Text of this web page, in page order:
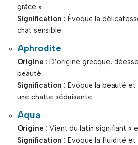
grâce ».
Signification : Évoque la
chat sensible.
Aphrodite
Origine : D’origine grecque,
beauté.
Signification : Évoque la beauté et
une chatte séduisante.
Aqua
Origine : Vient du latin signifiant «
Signification : Évoque la fluidité et